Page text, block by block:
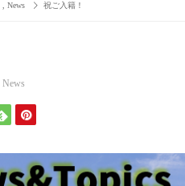
News 祝ご入籍！
News